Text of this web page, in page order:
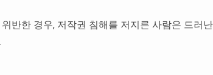
반한 경우, 저작권 침해를 저지른 사람은 드러